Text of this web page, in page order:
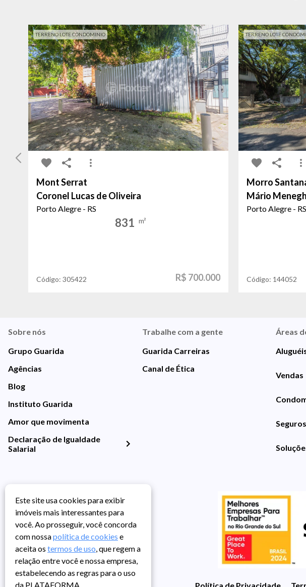
TERRENO LOTE CONDOMINIO
Mont Serrat
Coronel Lucas de Oliveira
Porto Alegre - RS
831 m²
Código: 305422 R$ 700.000
TERRENO LOTE
Morro
Mário
Porto Alegre - RS
Código: 144052
Sobre nós
Grupo Guarida
Agências
Blog
Instituto Guarida
Amor que movimenta
Declaração de Igualdade
Salarial
Trabalhe com a gente
Guarida Carreiras
Canal de Ética
Áreas
Vendas
Seguros
Política de Privacidade
Este site usa cookies para exibir
imóveis mais interessantes para
você. Ao prosseguir, você concorda
com nossapolítica de cookies e
aceita os termos de uso, que regem a
relação entre você e nossa empresa,
estabelecendo as regras para o uso
da PLATAFORMA.